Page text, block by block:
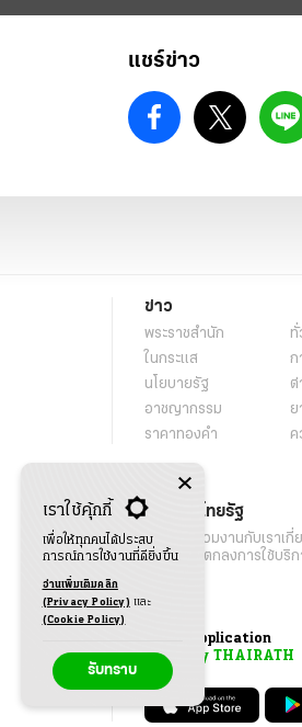
แชร์ข่าว
ข่าว
พระราชสำนัก
ทั่
ในกระแส
ก
นโยบายรัฐ
ต่
อาชญากรรม
ย
ราคาทองคำ
ค
เกี่ยวกับไทยรัฐ
กิจกรรม ร่วมงานกับเราเกี่
เงื่อนไขข้อตกลงการใช้บริก
Application
My THAIRATH
เราใช้คุ้กกี้
เพื่อให้ทุกคนได้ประสบ
การณ์การใช้งานที่ดียิ่งขึ้น
อ่านเพิ่มเติมคลิก
(Privacy Policy) และ
(Cookie Policy)
รับทราบ